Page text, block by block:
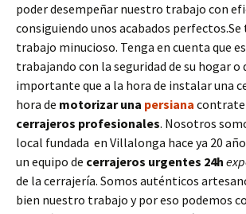
poder desempeñar nuestro trabajo con
consiguiendo unos acabados perfectos.Se
trabajo minucioso. Tenga en cuenta que
trabajando con la seguridad de su hogar o
importante que a la hora de instalar una
hora de motorizar una persiana contrate
cerrajeros profesionales. Nosotros
local fundada en Villalonga hace ya 20
un equipo de cerrajeros urgentes 24h
de la cerrajería. Somos auténticos
bien nuestro trabajo y por eso podemos